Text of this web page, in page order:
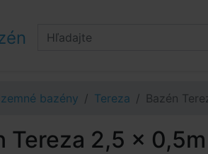
bazény Tereza Bazén
Tereza 2,5 x